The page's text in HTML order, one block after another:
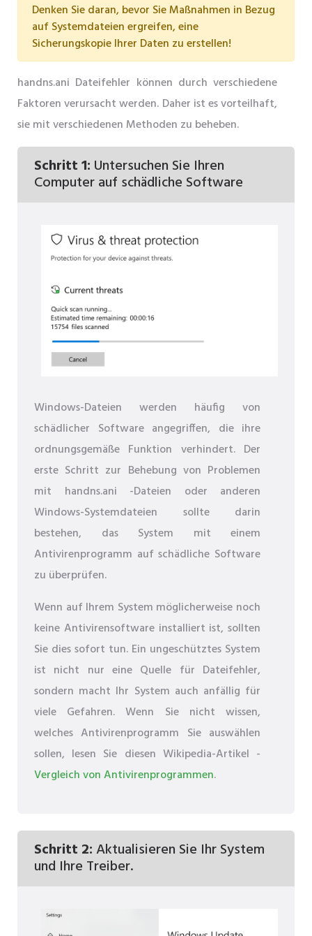
Denken Sie daran, bevor Sie Maßnahmen in Bezug
auf Systemdateien ergreifen, eine
Sicherungskopie Ihrer Daten zu erstellen!
handns.ani Dateifehler können durch verschiedene
Faktoren verursacht werden. Daher ist es vorteilhaft,
sie mit verschiedenen Methoden zu beheben.
Schritt 1: Untersuchen Sie Ihren
Computer auf schädliche Software
Windows-Dateien werden häufig von
schädlicher Software angegriffen, die ihre
ordnungsgemäße Funktion verhindert. Der
erste Schritt zur Behebung von Problemen
mit handns.ani -Dateien oder anderen
Windows-Systemdateien sollte darin
bestehen, das System mit einem
Antivirenprogramm auf schädliche Software
zu überprüfen.
Wenn auf Ihrem System möglicherweise noch
keine Antivirensoftware installiert ist, sollten
Sie dies sofort tun. Ein ungeschütztes System
ist nicht nur eine Quelle für Dateifehler,
sondern macht Ihr System auch anfällig für
viele Gefahren. Wenn Sie nicht wissen,
welches Antivirenprogramm Sie auswählen
sollen, lesen Sie diesen Wikipedia-Artikel -
Vergleich von Antivirenprogrammen.
Schritt 2:Aktualisieren Sie Ihr System
und Ihre Treiber.